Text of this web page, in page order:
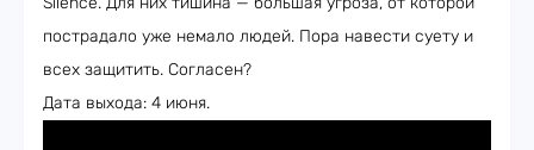
пострадало уже немало людей. Пора навести суету и
всех защитить. Согласен?
Дата выхода: 4 июня.